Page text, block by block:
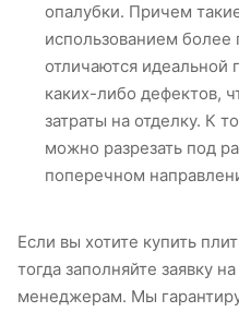
опалубки. Причем
использованием более
отличаются идеальной
каких-либо дефектов,
затраты на отделку. К
можно разрезать под
поперечном
Если вы хотите купить
тогда заполняйте заявку
менеджерам. Мы